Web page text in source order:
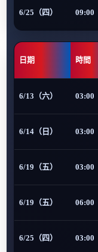
6/25（四） 09:00
日期 時間
6/13（六） 03:00
6/14（日） 03:00
6/19（五） 03:00
6/19（五） 06:00
6/25（四） 03:00